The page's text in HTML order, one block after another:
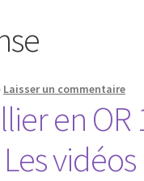
Laisser un commentaire
en OR